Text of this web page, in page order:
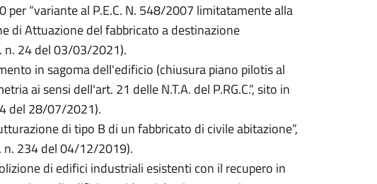
“variante al P.E.C. N. 548/2007 limitatamente alla
di Attuazione del fabbricato a destinazione
n. 24 del 03/03/2021).
in sagoma dell'edificio (chiusura piano pilotis al
ai sensi dell'art. 21 delle N.T.A. del P.RG.C.”, sito in
del 28/07/2021).
di tipo B di un fabbricato di civile abitazione”,
n. 234 del 04/12/2019).
di edifici industriali esistenti con il recupero in